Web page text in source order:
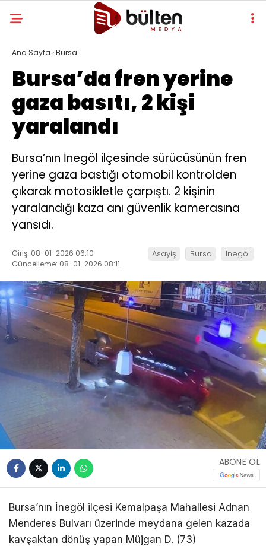
Ana Sayfa ›Bursa
Bursa’da fren yerine
gaza basıtı, 2 kişi
yaralandı
Bursa’nın İnegöl ilçesinde sürücüsünün fren
yerine gaza bastığı otomobil kontrolden
çıkarak motosikletle çarpıştı. 2 kişinin
yaralandığı kaza anı güvenlik kamerasına
yansıdı.
Giriş: 08-01-2026 06:10
Güncelleme: 08-01-2026 08:11
Asayiş Bursa İnegöl
ABONE OL
Bursa’nın İnegöl ilçesi Kemalpaşa Mahallesi Adnan
Menderes Bulvarı üzerinde meydana gelen kazada
kavşaktan dönüş yapan Müjgan D. (73)